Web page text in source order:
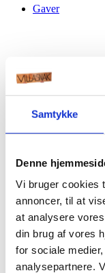
Samtykke
Denne
Vi bruger cookies
annoncer, til at
at analysere
din brug af vores
for sociale
analysepartnere.
Gaver